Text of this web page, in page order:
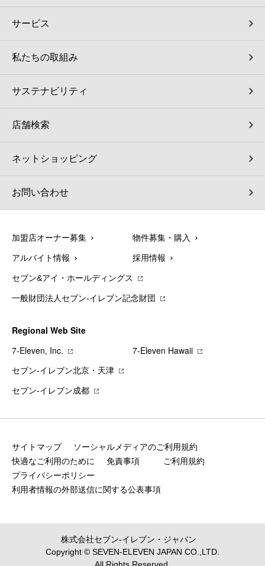
ソフトバンクギフト
サービス
私たちの取組み
サステナビリティ
店舗検索
ネットショッピング
お問い合わせ
加盟店オーナー募集 物件募集・購入
アルバイト情報 採用情報
セブン&アイ・ホールディングス
一般財団法人セブン-イレブン記念財団
Regional Web Site
7‐Eleven, Inc.
7‐Eleven Hawaii
セブン‐イレブン北京・天津
セブン‐イレブン成都
サイトマップ
ソーシャルメディアのご利用規約
快適なご利用のために
免責事項
ご利用規約
プライバシーポリシー
利用者情報の外部送信に関する公表事項
株式会社セブン‐イレブン・ジャパン
Copyright © SEVEN-ELEVEN JAPAN CO.,LTD.